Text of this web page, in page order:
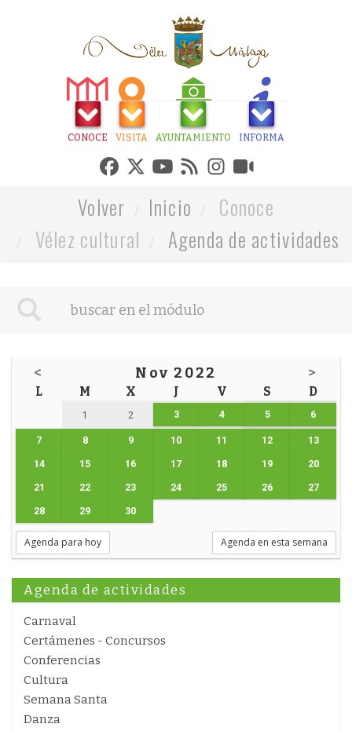
CONOCE VISITA AYUNTAMIENTO INFORMA
Volver Inicio
Conoce
Vélez cultural
Agenda de actividades
< Nov 2022 >
L M X J V S D
1 2 3 4 5 6
7 8 9 10 11 12 13
14 15 16 17 18 19 20
21 22 23 24 25 26 27
28 29 30
Agenda para hoy Agenda en esta semana
Agenda de actividades
Carnaval
Certámenes - Concursos
Conferencias
Cultura
Semana Santa
Danza